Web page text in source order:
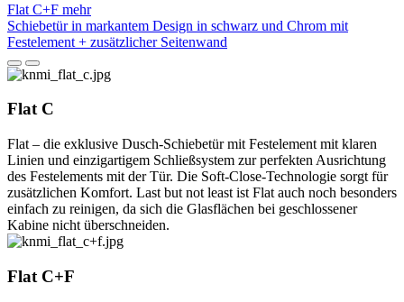
Flat C+F mehr
Schiebetür in markantem Design in schwarz und Chrom mit
Festelement + zusätzlicher Seitenwand
Flat C
Flat – die exklusive Dusch-Schiebetür mit Festelement mit klaren
Linien und einzigartigem Schließsystem zur perfekten Ausrichtung
des Festelements mit der Tür. Die Soft-Close-Technologie sorgt für
zusätzlichen Komfort. Last but not least ist Flat auch noch besonders
einfach zu reinigen, da sich die Glasflächen bei geschlossener
Kabine nicht überschneiden.
Flat C+F